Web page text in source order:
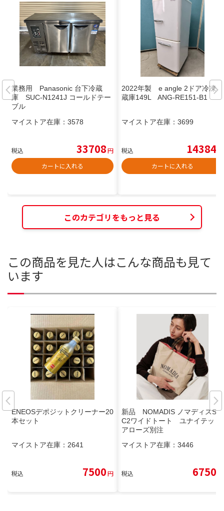
業務用 Panasonic 台下冷蔵
庫 SUC-N1241J コールドテー
ブル
マイストア在庫： 3578
税込 33708円
カートに入れる
2022年製 e angle 2ドア冷凍冷
蔵庫149L ANG-RE151-B1
マイストア在庫： 3699
税込 14384
カートに入れる
このカテゴリをもっと見る
この商品を見た人はこんな商品も見て
います
ENEOSデポジットクリーナー20
本セット
マイストア在庫： 2641
税込 7500円
新品 NOMADIS ノマディスSA
C2ワイドトート ユナイテッド
アローズ別注
マイストア在庫： 3446
税込 6750